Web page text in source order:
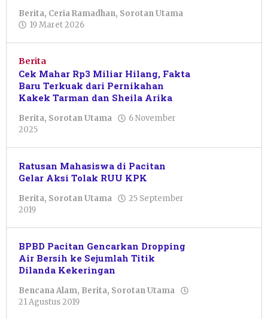
Berita, Ceria Ramadhan, Sorotan Utama
19 Maret 2026
Cahyaningtias
Berita
Cek Mahar Rp3 Miliar Hilang, Fakta
Baru Terkuak dari Pernikahan
Kakek Tarman dan Sheila Arika
Berita, Sorotan Utama
6 November
2025
Wulandari
Ratusan Mahasiswa di Pacitan
Gelar Aksi Tolak RUU KPK
Berita, Sorotan Utama
25 September
2019
BPBD Pacitan Gencarkan Dropping
Air Bersih ke Sejumlah Titik
Dilanda Kekeringan
Bencana Alam, Berita, Sorotan Utama
21 Agustus 2019